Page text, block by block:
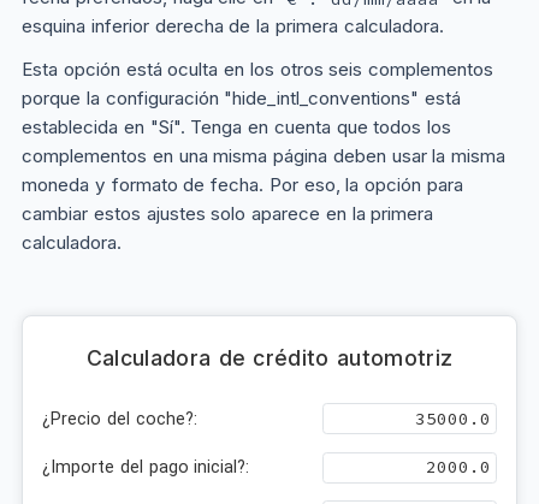
esquina inferior derecha de la primera calculadora.
Esta opción está oculta en los otros seis complementos
porque la configuración "hide_intl_conventions" está
establecida en "Sí". Tenga en cuenta que todos los
complementos en una misma página deben usar la misma
moneda y formato de fecha. Por eso, la opción para
cambiar estos ajustes solo aparece en la primera
calculadora.
Calculadora de crédito automotriz
¿Precio del coche?:
¿Importe del pago inicial?: